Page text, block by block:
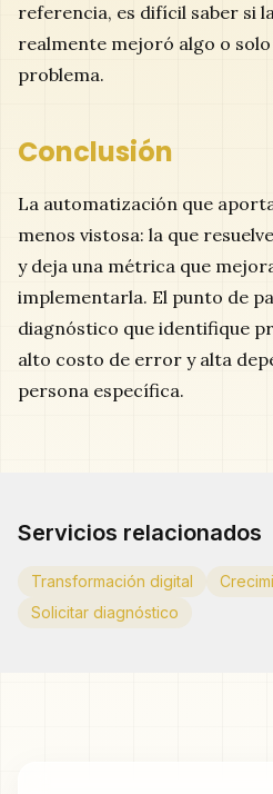
referencia, es difícil saber si
realmente mejoró algo o
problema.
Conclusión
La automatización que
menos vistosa: la que
y deja una métrica que
implementarla. El punto de
diagnóstico que identifique
alto costo de error y alta
persona específica.
Servicios relacionados
Transformación digital
Solicitar diagnóstico